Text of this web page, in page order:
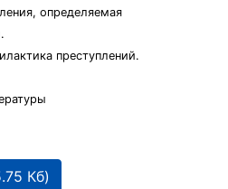
определяемая
преступлений.
Кб)